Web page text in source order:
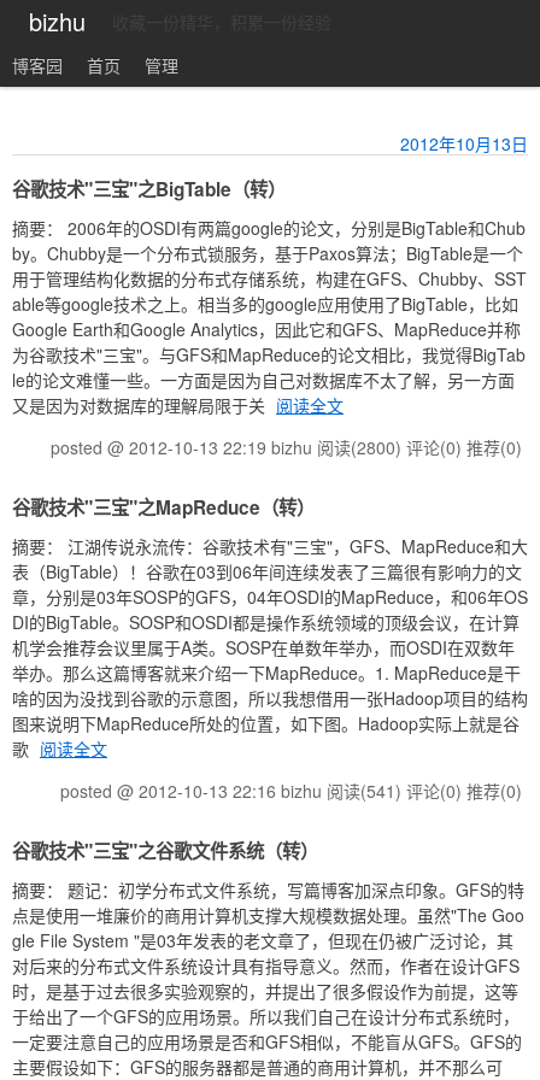
bizhu
博客园
首页 管理
2012年10月13日
谷歌技术"三宝"之BigTable（转）
摘要： 2006年的OSDI有两篇google的论文，分别是BigTable和Chub
by。Chubby是一个分布式锁服务，基于Paxos算法；BigTable是一个
用于管理结构化数据的分布式存储系统，构建在GFS、Chubby、SST
able等google技术之上。相当多的google应用使用了BigTable，比如
Google Earth和Google Analytics，因此它和GFS、MapReduce并称
为谷歌技术"三宝"。与GFS和MapReduce的论文相比，我觉得BigTab
le的论文难懂一些。一方面是因为自己对数据库不太了解，另一方面
又是因为对数据库的理解局限于关 阅读全文
posted @ 2012-10-13 22:19 bizhu 阅读(2800) 评论(0) 推荐(0)
谷歌技术"三宝"之MapReduce（转）
摘要： 江湖传说永流传：谷歌技术有"三宝"，GFS、MapReduce和大
表（BigTable）！谷歌在03到06年间连续发表了三篇很有影响力的文
章，分别是03年SOSP的GFS，04年OSDI的MapReduce，和06年OS
DI的BigTable。SOSP和OSDI都是操作系统领域的顶级会议，在计算
机学会推荐会议里属于A类。SOSP在单数年举办，而OSDI在双数年
举办。那么这篇博客就来介绍一下MapReduce。1. MapReduce是干
啥的因为没找到谷歌的示意图，所以我想借用一张Hadoop项目的结构
图来说明下MapReduce所处的位置，如下图。Hadoop实际上就是谷
歌 阅读全文
posted @ 2012-10-13 22:16 bizhu 阅读(541) 评论(0) 推荐(0)
谷歌技术"三宝"之谷歌文件系统（转）
摘要： 题记：初学分布式文件系统，写篇博客加深点印象。GFS的特
点是使用一堆廉价的商用计算机支撑大规模数据处理。虽然"The Goo
gle File System "是03年发表的老文章了，但现在仍被广泛讨论，其
对后来的分布式文件系统设计具有指导意义。然而，作者在设计GFS
时，是基于过去很多实验观察的，并提出了很多假设作为前提，这等
于给出了一个GFS的应用场景。所以我们自己在设计分布式系统时，
一定要注意自己的应用场景是否和GFS相似，不能盲从GFS。GFS的
主要假设如下：GFS的服务器都是普通的商用计算机，并不那么可